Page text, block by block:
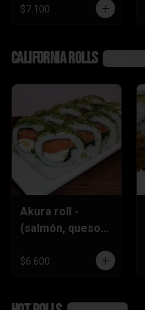
ciboulette)
$7.100
California rolls
Akura roll -
(salmón, queso
,ciboulette)
$6.600